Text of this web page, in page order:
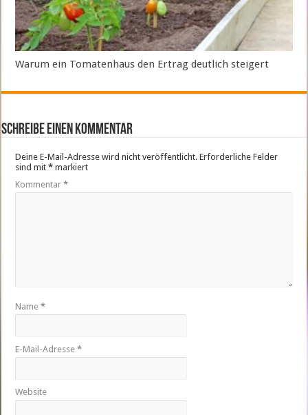
Warum ein Tomatenhaus den Ertrag deutlich steigert
Schreibe einen Kommentar
Deine E-Mail-Adresse wird nicht veröffentlicht. Erforderliche Felder
sind mit* markiert
Kommentar*
Name*
E-Mail-Adresse*
Website